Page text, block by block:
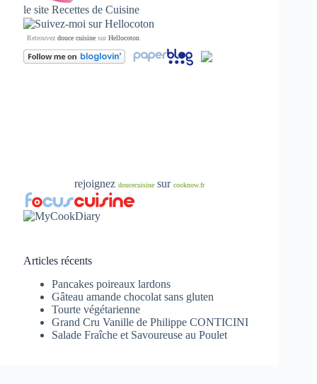
le site Recettes de Cuisine
Retrouvez douce cuisine surHellocoton
rejoignezdoucecuisine surcooknow.fr
Articles récents
Pancakes poireaux lardons
Gâteau amande chocolat sans gluten
Tourte végétarienne
Grand Cru Vanille de Philippe CONTICINI
Salade Fraîche et Savoureuse au Poulet